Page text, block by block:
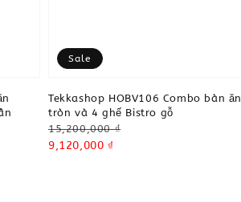
Sale
Tekkashop HOBV106 Combo bàn ăn
tròn và 4 ghế Bistro gỗ
Regular
price
15,200,000 ₫
Sale
9,120,000 ₫